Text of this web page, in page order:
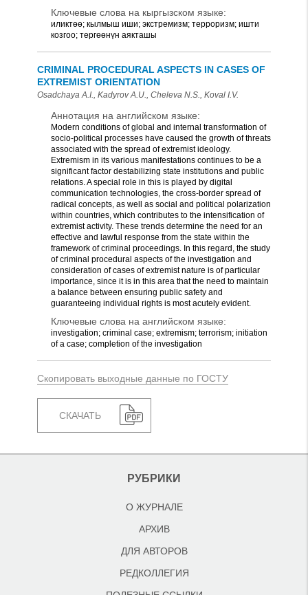
Ключевые слова на кыргызском языке:
иликтөө; кылмыш иши; экстремизм; терроризм; ишти
козгоо; тергөөнүн аякташы
CRIMINAL PROCEDURAL ASPECTS IN CASES OF
EXTREMIST ORIENTATION
Osadchaya A.I., Kadyrov A.U., Cheleva N.S., Koval I.V.
Аннотация на английском языке:
Modern conditions of global and internal transformation of
socio-political processes have caused the growth of threats
associated with the spread of extremist ideology.
Extremism in its various manifestations continues to be a
significant factor destabilizing state institutions and public
relations. A special role in this is played by digital
communication technologies, the cross-border spread of
radical concepts, as well as social and political polarization
within countries, which contributes to the intensification of
extremist activity. These trends determine the need for an
effective and lawful response from the state within the
framework of criminal proceedings. In this regard, the study
of criminal procedural aspects of the investigation and
consideration of cases of extremist nature is of particular
importance, since it is in this area that the need to maintain
a balance between ensuring public safety and
guaranteeing individual rights is most acutely evident.
Ключевые слова на английском языке:
investigation; criminal case; extremism; terrorism; initiation
of a case; completion of the investigation
Скопировать выходные данные по ГОСТУ
СКАЧАТЬ
РУБРИКИ
О ЖУРНАЛЕ
АРХИВ
ДЛЯ АВТОРОВ
РЕДКОЛЛЕГИЯ